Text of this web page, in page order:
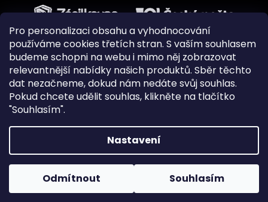
Pro personalizaci obsahu a vyhodnocování
používáme cookies třetích stran. S vaším souhlasem
budeme schopni na webu i mimo něj zobrazovat
relevantnější nabídky našich produktů. Sběr těchto
dat nezačneme, dokud nám nedáte svůj souhlas.
Pokud chcete udělit souhlas, klikněte na tlačítko
"Souhlasím".
Nastavení
Odmítnout Souhlasím
Vytvořil Shoptet|Upravilo
Copyright 2026Pejskovice . Všechna práva vyhrazena.